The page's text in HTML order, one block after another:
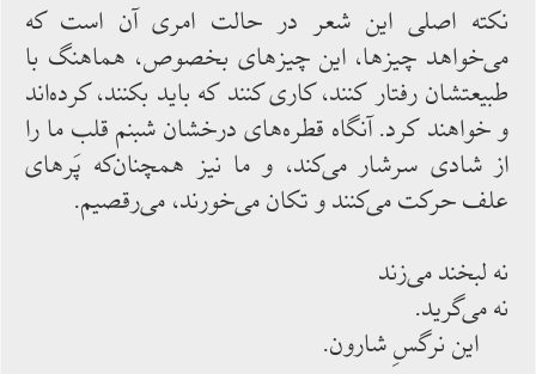
نكته اصلی این شعر در حالت امری آن است كه
می‌‌خواهد چیزها، این چیزهای بخصوص، هماهنگ با
طبیعتشان رفتار كنند، كاری ‌‌كنند كه باید بكنند، كرده‌‌اند
و خواهند كرد. آنگاه قطره‌‌های درخشان شبنم قلب ما را
از شادی سرشار می‌‌كند، و ما نیز همچنان‌‌كه پَرهای
علف حركت‌‌ می‌‌كنند و تكان می‌‌خورند، می‌‌رقصیم.
نه لبخند می‌‌زند
نه می‌‌گرید.
این نرگسِ شارون.